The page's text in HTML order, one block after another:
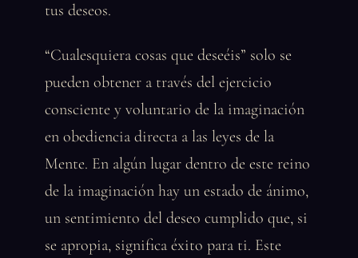
tus deseos.
“Cualesquiera cosas que deseéis” solo se
pueden obtener a través del ejercicio
consciente y voluntario de la imaginación
en obediencia directa a las leyes de la
Mente. En algún lugar dentro de este reino
de la imaginación hay un estado de ánimo,
un sentimiento del deseo cumplido que, si
se apropia, significa éxito para ti. Este